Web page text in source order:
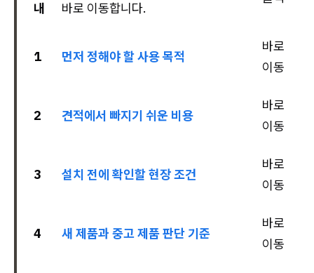
내
바로 이동합니다.
1 먼저 정해야 할 사용 목적
바로
이동
2 견적에서 빠지기 쉬운 비용
바로
이동
3 설치 전에 확인할 현장 조건
바로
이동
4 새 제품과 중고 제품 판단 기준
바로
이동